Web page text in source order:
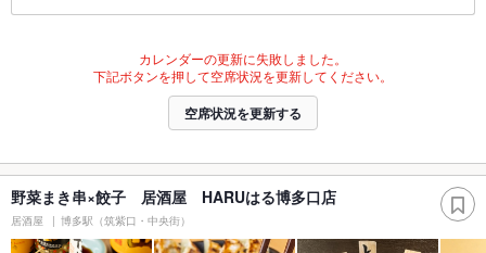
カレンダーの更新に失敗しました。
下記ボタンを押して空席状況を更新してください。
空席状況を更新する
野菜まき串×餃子 居酒屋 HARUはる博多口店
居酒屋 博多駅（筑紫口・中央街）